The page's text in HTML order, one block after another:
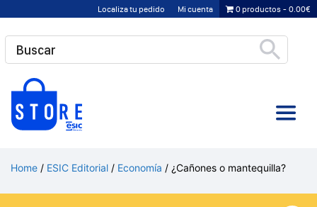
contenido
Localiza tu pedido Mi cuenta 0 productos 0.00€
Home / ESIC Editorial / Economía / ¿Cañones o mantequilla?